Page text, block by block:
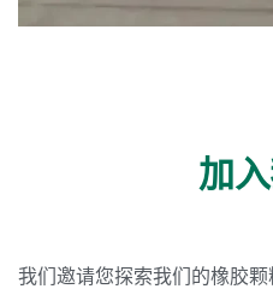
加
我们邀请您探索我们的橡胶